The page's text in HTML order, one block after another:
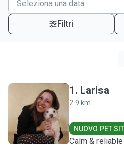
Filtri
L
1. Larisa
2.9 km
NUOVO PET
Calm &